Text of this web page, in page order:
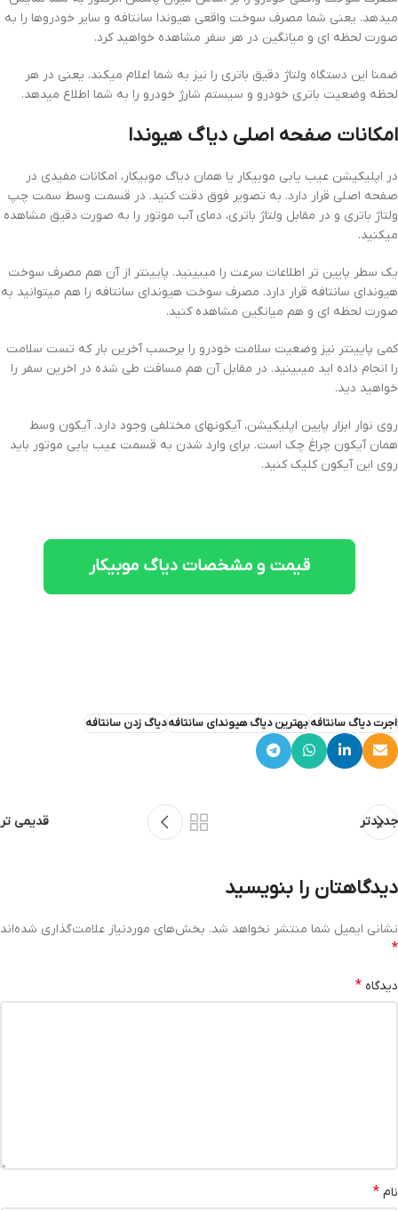
میدهد. یعنی شما مصرف سوخت واقعی هیوندا سانتافه و سایر خودروها را به
صورت لحظه ای و میانگین در هر سفر مشاهده خواهید کرد.
ضمنا این دستگاه ولتاژ دقیق باتری را نیز به شما اعلام میکند. یعنی در هر
لحظه وضعیت باتری خودرو و سیستم شارژ خودرو را به شما اطلاع میدهد.
امکانات صفحه اصلی دیاگ هیوندا
در اپلیکیشن عیب یابی موبیکار یا همان دیاگ موبیکار، امکانات مفیدی در
صفحه اصلی قرار دارد. به تصویر فوق دقت کنید. در قسمت وسط سمت چپ
ولتاژ باتری و در مقابل ولتاژ باتری، دمای آب موتور را به صورت دقیق مشاهده
میکنید.
یک سطر پایین تر اطلاعات سرعت را میبینید. پایینتر از آن هم مصرف سوخت
هیوندای سانتافه قرار دارد. مصرف سوخت هیوندای سانتافه را هم میتوانید به
صورت لحظه ای و هم میانگین مشاهده کنید.
کمی پایینتر نیز وضعیت سلامت خودرو را برحسب آخرین بار که تست سلامت
را انجام داده اید میبینید. در مقابل آن هم مسافت طی شده در اخرین سفر را
خواهید دید.
روی نوار ابزار پایین اپلیکیشن، آیکونهای مختلفی وجود دارد. آیکون وسط
همان آیکون چراغ چک است. برای وارد شدن به قسمت عیب یابی موتور باید
روی این آیکون کلیک کنید.
قیمت و مشخصات دیاگ موبیکار
اجرت دیاگ سانتافهبهترین دیاگ هیوندای سانتافهدیاگ زدن سانتافه
جدیدتر قدیمی تر
دیدگاهتان را بنویسید
نشانی ایمیل شما منتشر نخواهد شد. بخش‌های موردنیاز علامت‌گذاری شده‌اند
*
دیدگاه *
نام *